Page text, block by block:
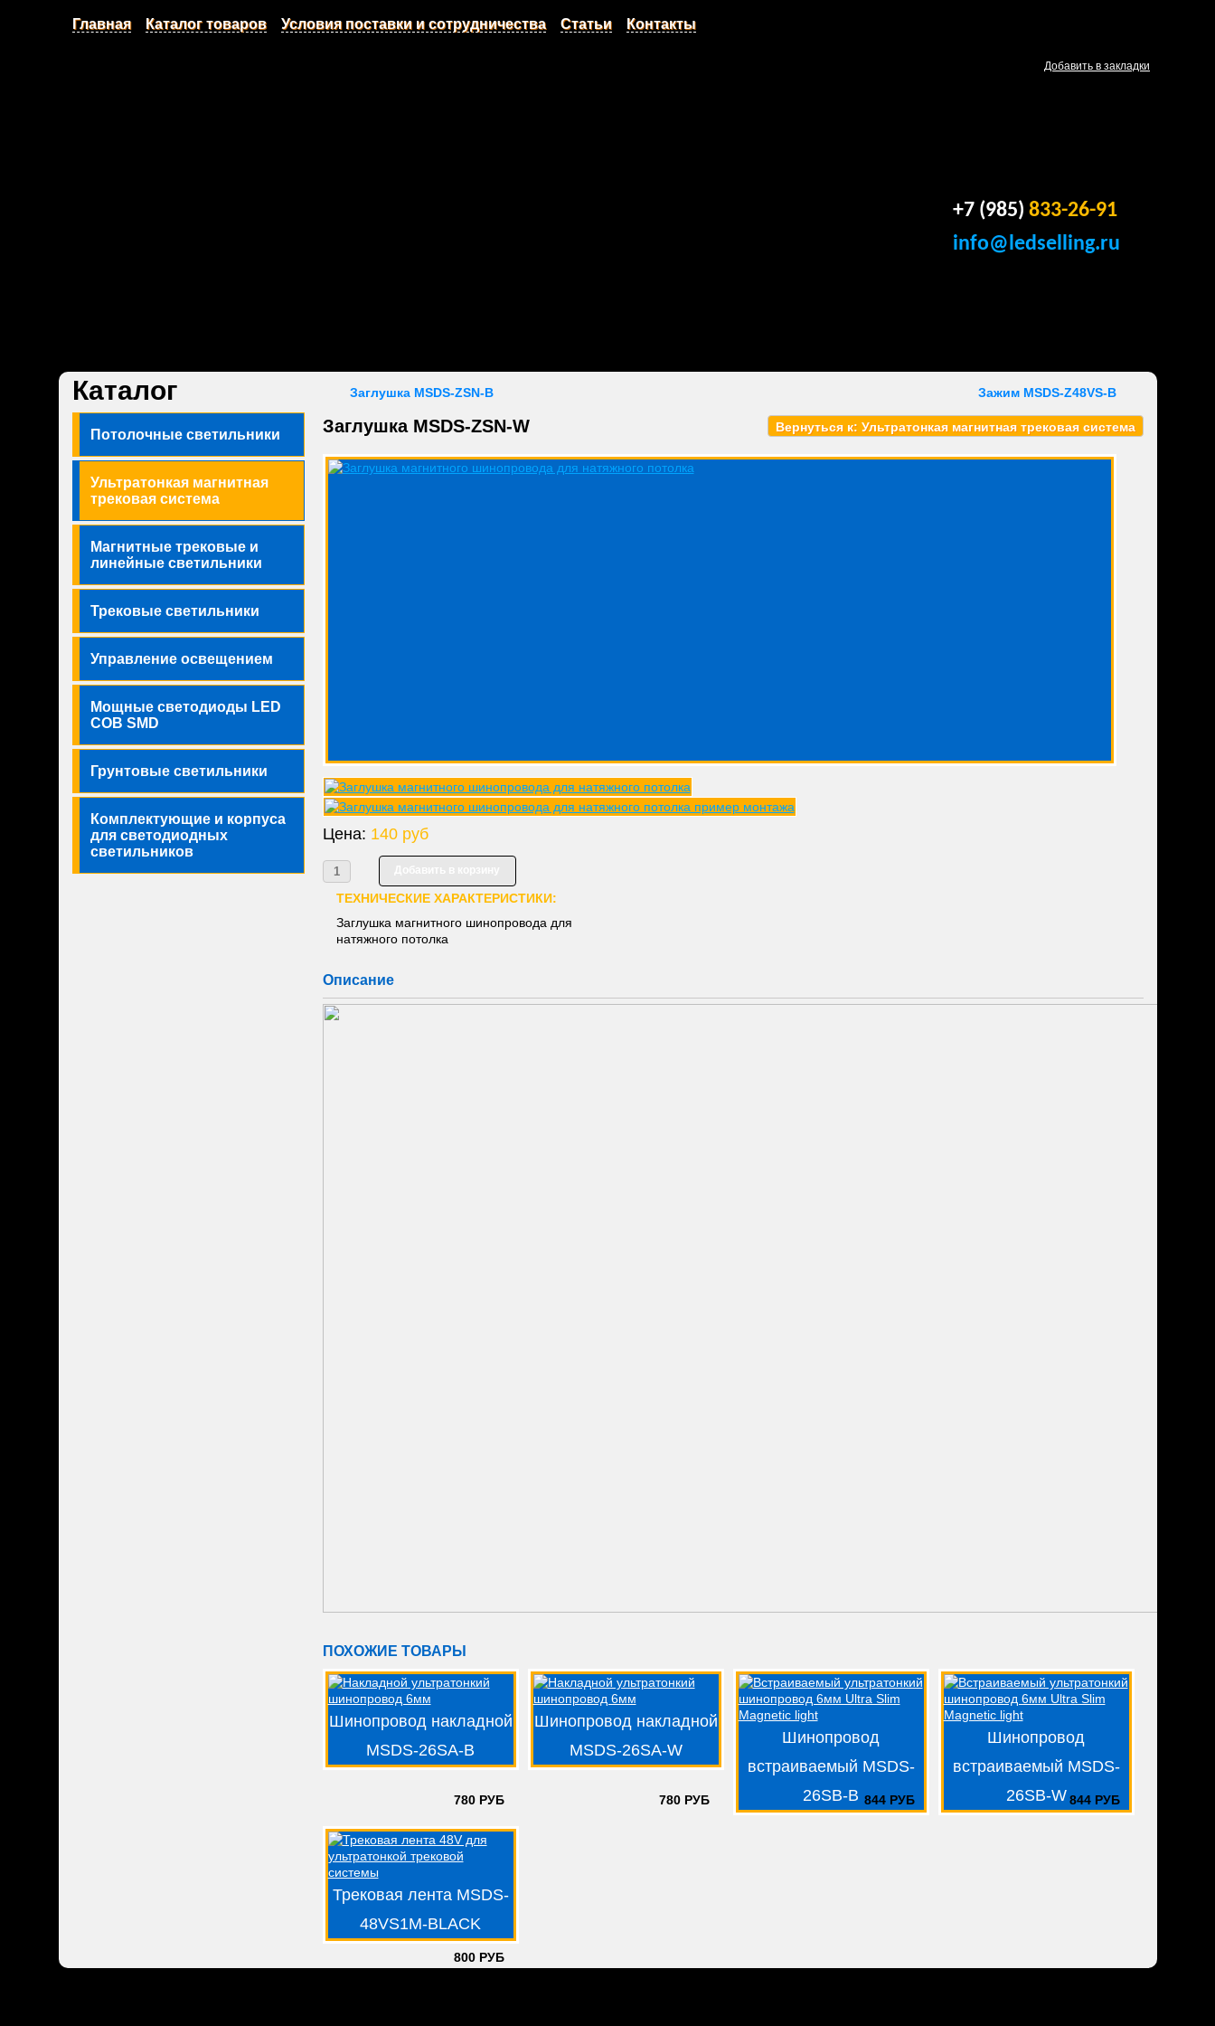
Главная Каталог товаров Условия поставки и сотрудничества Статьи Контакты
Добавить в закладки
+7 (985) 833-26-91
info@ledselling.ru
Заглушка MSDS-ZSN-B Зажим MSDS-Z48VS-B
Вернуться к: Ультратонкая магнитная трековая система
Заглушка MSDS-ZSN-W
Цена: 140 руб
ТЕХНИЧЕСКИЕ ХАРАКТЕРИСТИКИ:
Заглушка магнитного шинопровода для
натяжного потолка
Описание
ПОХОЖИЕ ТОВАРЫ
780 РУБ
Шинопровод накладной
MSDS-26SA-B
780 РУБ
Шинопровод накладной
MSDS-26SA-W
844 РУБ
Шинопровод
встраиваемый MSDS-
26SB-B
844 РУБ
Шинопровод
встраиваемый MSDS-
26SB-W
800 РУБ
Трековая лента MSDS-
48VS1M-BLACK
Каталог
Потолочные светильники
Ультратонкая магнитная
трековая система
Магнитные трековые и
линейные светильники
Трековые светильники
Управление освещением
Мощные светодиоды LED
COB SMD
Грунтовые светильники
Комплектующие и корпуса
для светодиодных
светильников